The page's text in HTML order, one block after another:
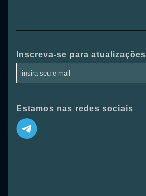
Inscreva-se para atualizações
Estamos nas redes sociais